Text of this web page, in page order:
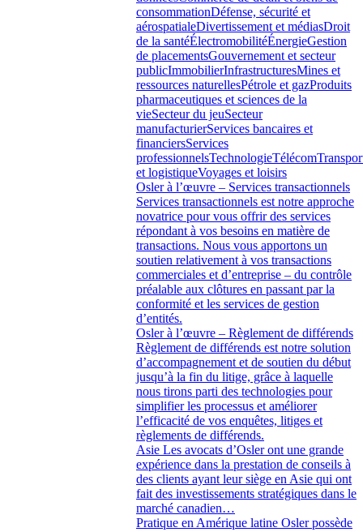
consommationDéfense, sécurité et
aérospatialeDivertissement et médiasDroit
de la santéÉlectromobilitéÉnergieGestion
de placementsGouvernement et secteur
publicImmobilierInfrastructuresMines et
ressources naturellesPétrole et gazProduits
pharmaceutiques et sciences de la
vieSecteur du jeuSecteur
manufacturierServices bancaires et
financiersServices
professionnelsTechnologieTélécom
et logistiqueVoyages et loisirs
Osler à l’œuvre – Services transactionnels
Services transactionnels est notre approche
novatrice pour vous offrir des services
répondant à vos besoins en matière de
transactions. Nous vous apportons un
soutien relativement à vos transactions
commerciales et d’entreprise – du contrôle
préalable aux clôtures en passant par la
conformité et les services de gestion
d’entités.
Osler à l’œuvre – Règlement de différends
Règlement de différends est notre solution
d’accompagnement et de soutien du début
jusqu’à la fin du litige, grâce à laquelle
nous tirons parti des technologies pour
simplifier les processus et améliorer
l’efficacité de vos enquêtes, litiges et
règlements de différends.
Asie Les avocats d’Osler ont une grande
expérience dans la prestation de conseils à
des clients ayant leur siège en Asie qui ont
fait des investissements stratégiques dans le
marché canadien…
Pratique en Amérique latine Osler possède